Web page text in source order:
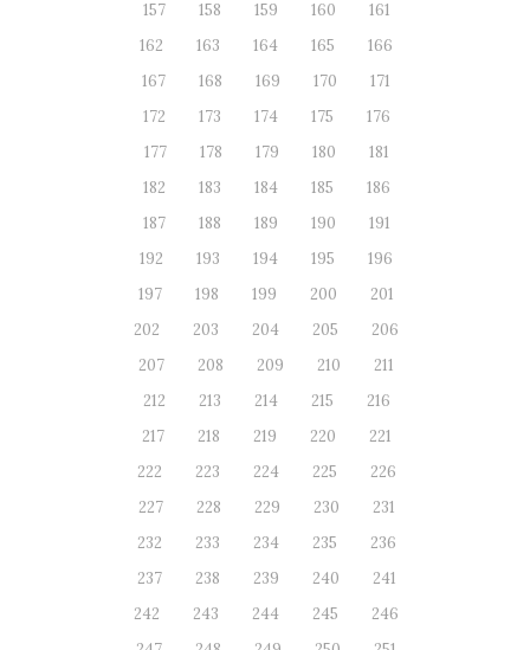
157
158 159 160
161
162
163 164 165
166
167
168 169 170
171
172
173 174 175
176
177
178 179 180
181
182
183 184 185
186
187
188 189 190
191
192
193 194 195
196
197
198 199 200
201
202
203 204 205
206
207
208 209 210
211
212
213 214 215
216
217
218 219 220
221
222
223 224 225
226
227
228 229 230
231
232
233 234 235
236
237
238 239 240
241
242
243 244 245
246